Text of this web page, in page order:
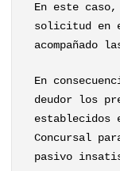
En este
solicitud en
acompañado
En
deudor los
establecidos
Concursal
pasivo